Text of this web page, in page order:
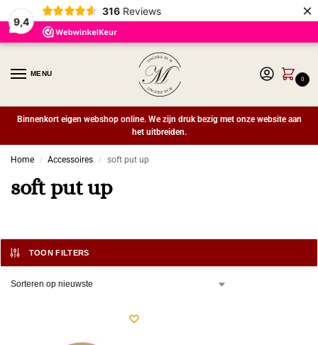
9,4
316 Reviews ×
MENU
0
Binnenkort eigen webshop online. We zijn druk bezig met onze website aan
het uitbreiden.
Home / Accessoires / soft put up
soft put up
TOON FILTERS